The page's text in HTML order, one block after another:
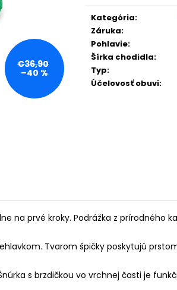
Jednotková
cena:
Kategória:
Záruka:
Pohlavie:
Šírka chodidla:
Typ:
Účelovosť obuvi:
€36,90
–40 %
prvé kroky. Podrážka z prírodného
Tvarom špičky poskytujú
s brzdičkou vo vrchnej časti je